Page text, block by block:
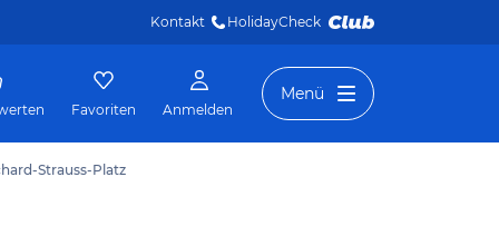
Kontakt HolidayCheck
Favoriten Anmelden
Menü
Strauss-Platz